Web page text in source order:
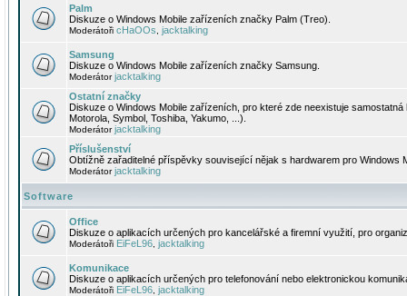
Palm
Diskuze o Windows Mobile zařízeních značky Palm (Treo).
Moderátoři cHaOOs jacktalking
Samsung
Diskuze o Windows Mobile zařízeních značky Samsung.
Moderátorjacktalking
Ostatní značky
Diskuze o Windows Mobile zařízeních, pro které zde neexistuje
Motorola, Symbol, Toshiba, Yakumo, ...).
Moderátorjacktalking
Příslušenství
Obtížně zařaditelné příspěvky související nějak s hardwarem pro Windows
Moderátorjacktalking
Software
Office
Diskuze o aplikacích určených pro kancelářské a firemní využití, pro
Moderátoři EiFeL96 jacktalking
Komunikace
Diskuze o aplikacích určených pro telefonování nebo elektronickou
Moderátoři EiFeL96 jacktalking